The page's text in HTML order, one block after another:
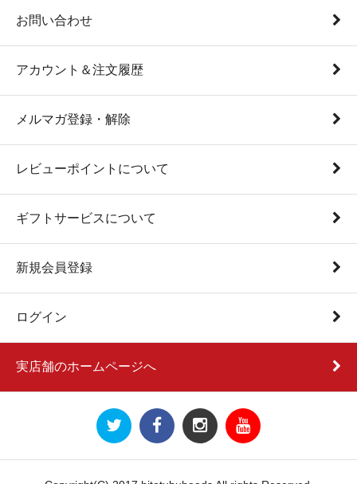
お問い合わせ
アカウント＆注文履歴
メルマガ登録・解除
レビューポイントについて
ギフトサービスについて
新規会員登録
ログイン
実店舗のホームページへ